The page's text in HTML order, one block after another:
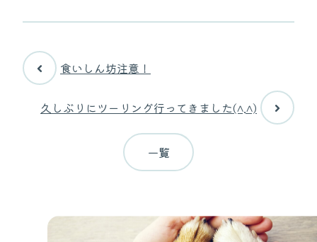
食いしん坊注意！
一覧
久しぶりにツーリング行ってきました(^.^)